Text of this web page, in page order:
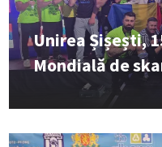
Unirea Șișești,
Mondială de